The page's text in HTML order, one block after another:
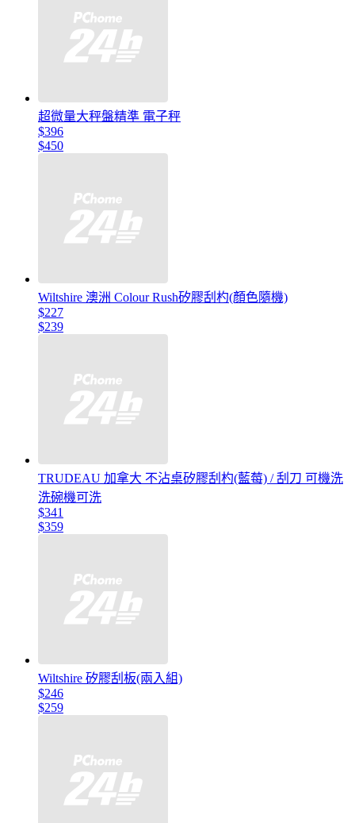
超微量大秤盤精準 電子秤
$396
$450
Wiltshire 澳洲 Colour Rush矽膠刮杓(顏色隨機)
$227
$239
TRUDEAU 加拿大 不沾桌矽膠刮杓(藍莓) / 刮刀 可機洗
洗碗機可洗
$341
$359
Wiltshire 矽膠刮板(兩入組)
$246
$259